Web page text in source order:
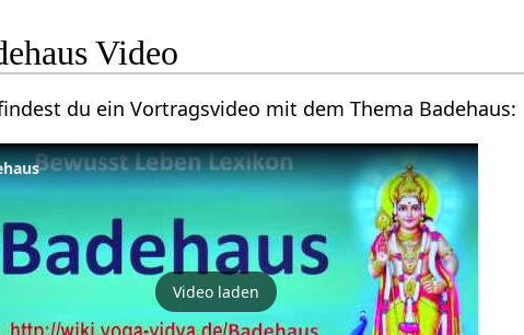
Badehaus‏‎ Video
Hier findest du ein Vortragsvideo mit dem Thema Badehaus‏‎:
Badehaus‏‎
Video laden